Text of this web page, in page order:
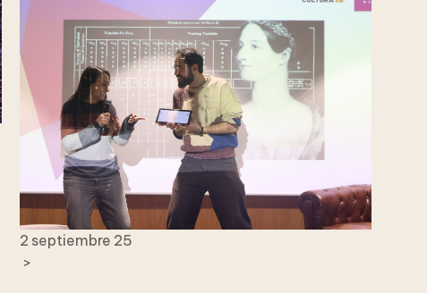
2 septiembre 25
>